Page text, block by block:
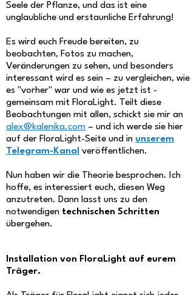
Seele der Pflanze, und das ist eine
unglaubliche und erstaunliche Erfahrung!
Es wird euch Freude bereiten, zu
beobachten, Fotos zu machen,
Veränderungen zu sehen, und besonders
interessant wird es sein – zu vergleichen, wie
es "vorher" war und wie es jetzt ist -
gemeinsam mit FloraLight. Teilt diese
Beobachtungen mit allen, schickt sie mir an
alex@kalenika.com – und ich werde sie hier
auf der FloraLight-Seite und in unserem
Telegram-Kanal veröffentlichen.
Nun haben wir die Theorie besprochen. Ich
hoffe, es interessiert euch, diesen Weg
anzutreten. Dann lasst uns zu den
notwendigen technischen Schritten
übergehen.
Installation von FloraLight auf eurem
Träger.